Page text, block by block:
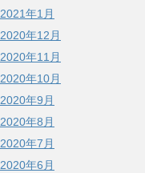
2021年1月
2020年12月
2020年11月
2020年10月
2020年9月
2020年8月
2020年7月
2020年6月